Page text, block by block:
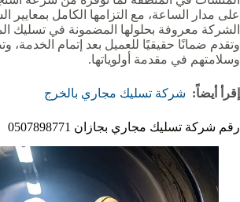
على مدار الساعة، مع التزامها الكامل بمعايير
الشركة معروفة بحلولها المضمونة في تسليك
وتقدم ضمانًا حقيقيًا للعميل بعد إتمام الخدمة،
وسلامتهم في مقدمة أولوياتها.
إقرأ أيضاً: شركة تسليك مجاري بالخرج
رقم شركة تسليك مجاري بجازان 0507898771